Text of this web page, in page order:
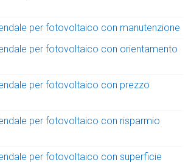
per fotovoltaico con manutenzione
per fotovoltaico con orientamento
per fotovoltaico con prezzo
per fotovoltaico con risparmio
per fotovoltaico con superficie